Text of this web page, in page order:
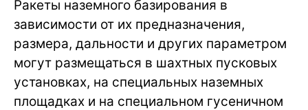
Ракеты наземного базирования в
зависимости от их предназначения,
размера, дальности и других параметром
могут размещаться в шахтных пусковых
установках, на специальных наземных
площадках и на специальном гусеничном